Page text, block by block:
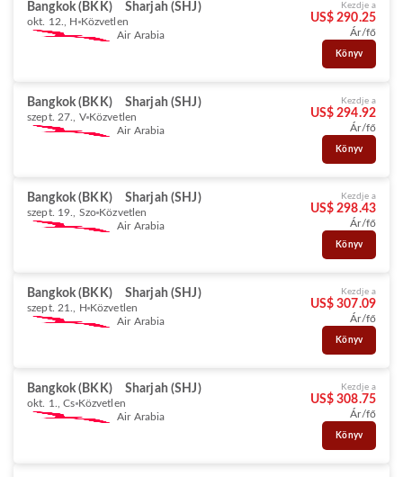
Bangkok (BKK) Sharjah (SHJ)
okt. 12., H Közvetlen
Air Arabia
Kezdje a
US$ 290.25
Ár/fő
Könyv
Bangkok (BKK) Sharjah (SHJ)
szept. 27., V Közvetlen
Air Arabia
Kezdje a
US$ 294.92
Ár/fő
Könyv
Bangkok (BKK) Sharjah (SHJ)
szept. 19., Szo Közvetlen
Air Arabia
Kezdje a
US$ 298.43
Ár/fő
Könyv
Bangkok (BKK) Sharjah (SHJ)
szept. 21., H Közvetlen
Air Arabia
Kezdje a
US$ 307.09
Ár/fő
Könyv
Bangkok (BKK) Sharjah (SHJ)
okt. 1., Cs Közvetlen
Air Arabia
Kezdje a
US$ 308.75
Ár/fő
Könyv